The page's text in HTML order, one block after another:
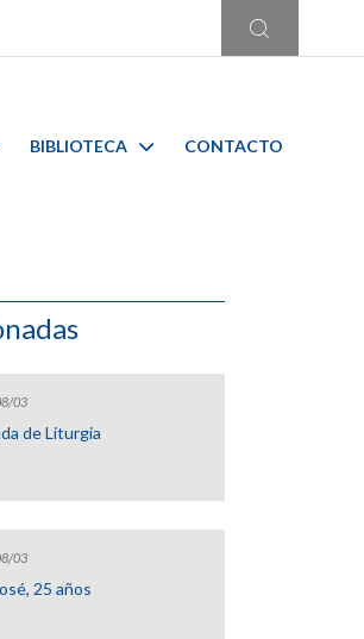
BIBLIOTECA CONTACTO
03
de Liturgia
03
25 años